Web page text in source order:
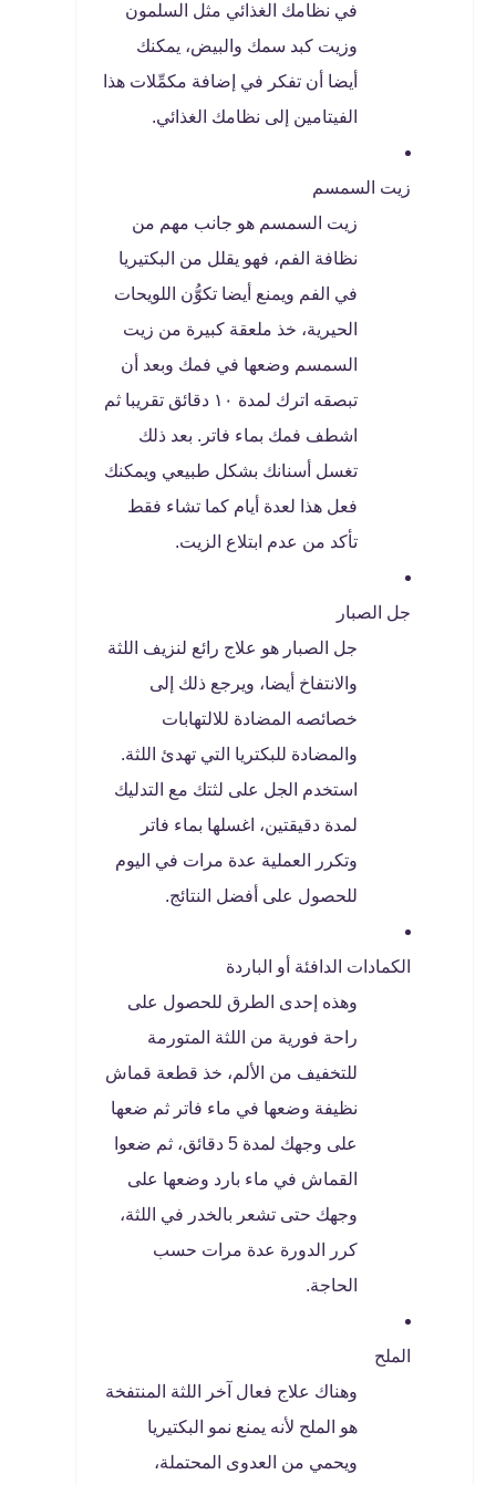
في نظامك الغذائي مثل السلمون
وزيت كبد سمك والبيض، يمكنك
أيضا أن تفكر في إضافة مكمِّلات هذا
الفيتامين إلى نظامك الغذائي.
زيت السمسم
زيت السمسم هو جانب مهم من
نظافة الفم، فهو يقلل من البكتيريا
في الفم ويمنع أيضا تكوُّن اللويحات
الحيرية، خذ ملعقة كبيرة من زيت
السمسم وضعها في فمك وبعد أن
تبصقه اترك لمدة ١٠ دقائق تقريبا ثم
اشطف فمك بماء فاتر. بعد ذلك
تغسل أسنانك بشكل طبيعي ويمكنك
فعل هذا لعدة أيام كما تشاء فقط
تأكد من عدم ابتلاع الزيت.
جل الصبار
جل الصبار هو علاج رائع لنزيف اللثة
والانتفاخ أيضا، ويرجع ذلك إلى
خصائصه المضادة للالتهابات
والمضادة للبكتريا التي تهدئ اللثة.
استخدم الجل على لثتك مع التدليك
لمدة دقيقتين، اغسلها بماء فاتر
وتكرر العملية عدة مرات في اليوم
للحصول على أفضل النتائج.
الكمادات الدافئة أو الباردة
وهذه إحدى الطرق للحصول على
راحة فورية من اللثة المتورمة
للتخفيف من الألم، خذ قطعة قماش
نظيفة وضعها في ماء فاتر ثم ضعها
على وجهك لمدة 5 دقائق، ثم ضعوا
القماش في ماء بارد وضعها على
وجهك حتى تشعر بالخدر في اللثة،
كرر الدورة عدة مرات حسب
الحاجة.
الملح
وهناك علاج فعال آخر اللثة المنتفخة
هو الملح لأنه يمنع نمو البكتيريا
ويحمي من العدوى المحتملة،